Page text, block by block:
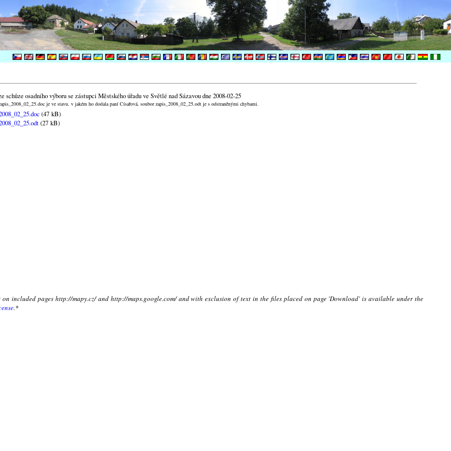
schůze osadního výboru se zástupci Městského úřadu ve Světlé nad Sázavou dne 2008-02-25
je ve stavu, v jakém ho dodala paní Císařová, soubor zapis_2008_02_25.odt je s odstraněnými chybami.
(47 kB)
(27 kB)
included pages http://mapy.cz/ and http://maps.google.com/ and with exclusion of text in the files placed on page 'Download' is available under the
.*